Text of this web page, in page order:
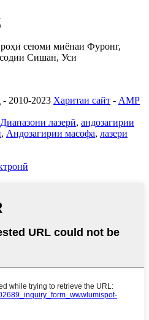
сеюми миёнаи Фуронг,
Сишан, Уси
2010-2023 Харитаи сайт - AMP
Диапазони лазерӣ, андозагирии
, Андозагирии масофа, лазери